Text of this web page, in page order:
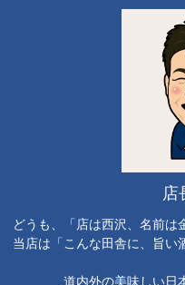
店
どうも、「店は西沢、名前は
当店は「こんな田舎に、旨い
道内外の美味しい日